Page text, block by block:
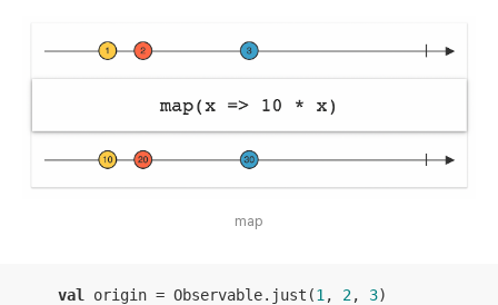
map
val origin = Observable.just(1 , 2, 3)